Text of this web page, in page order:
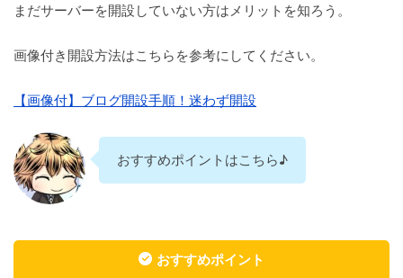
まだサーバーを開設していない方はメリットを知ろう。
画像付き開設方法はこちらを参考にしてください。
【画像付】ブログ開設手順！迷わず開設
おすすめポイントはこちら♪
おすすめポイント